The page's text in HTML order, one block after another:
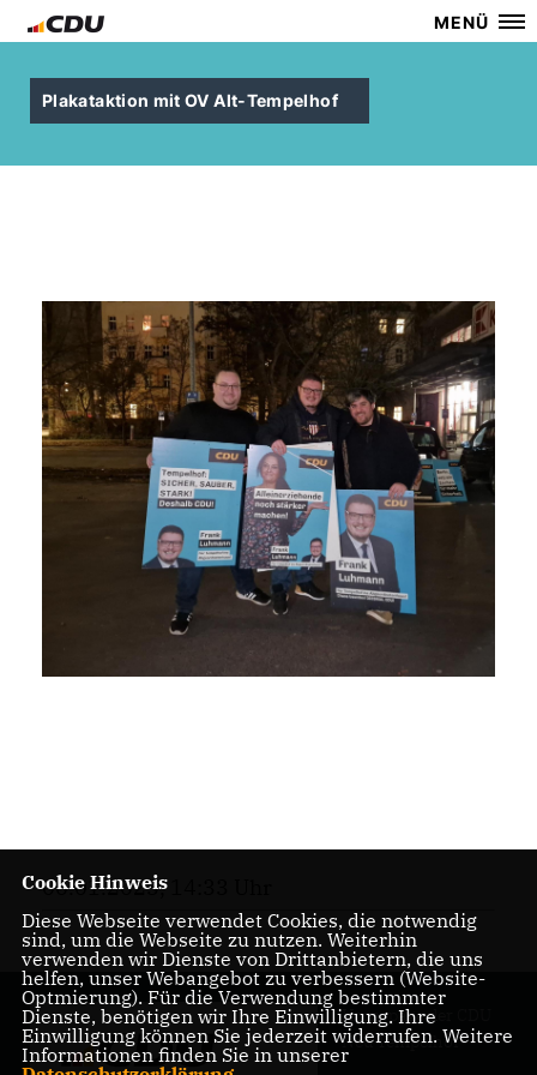
MENÜ
Plakataktion mit OV Alt-Tempelhof
06.01.2023, 14:33 Uhr
Homepage der CDU
Neu Tempelhof
Cookie Hinweis
Diese Webseite verwendet Cookies, die notwendig
sind, um die Webseite zu nutzen. Weiterhin
verwenden wir Dienste von Drittanbietern, die uns
helfen, unser Webangebot zu verbessern (Website-
Optmierung). Für die Verwendung bestimmter
Dienste, benötigen wir Ihre Einwilligung. Ihre
Einwilligung können Sie jederzeit widerrufen. Weitere
Informationen finden Sie in unserer